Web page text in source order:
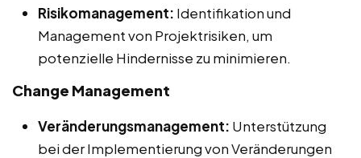
Risikomanagement: Identifikation und
Management von Projektrisiken, um
potenzielle Hindernisse zu minimieren.
Change Management
Veränderungsmanagement: Unterstützung
bei der Implementierung von Veränderungen